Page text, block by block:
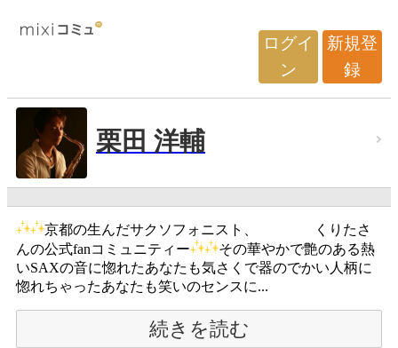
ログイ
ン
新規登
録
栗田 洋輔
京都の生んだサクソフォニスト、 くりたさ
んの公式fanコミュニティー
その華やかで艶のある熱
いSAXの音に惚れたあなたも気さくで器のでかい人柄に
惚れちゃったあなたも笑いのセンスに...
続きを読む